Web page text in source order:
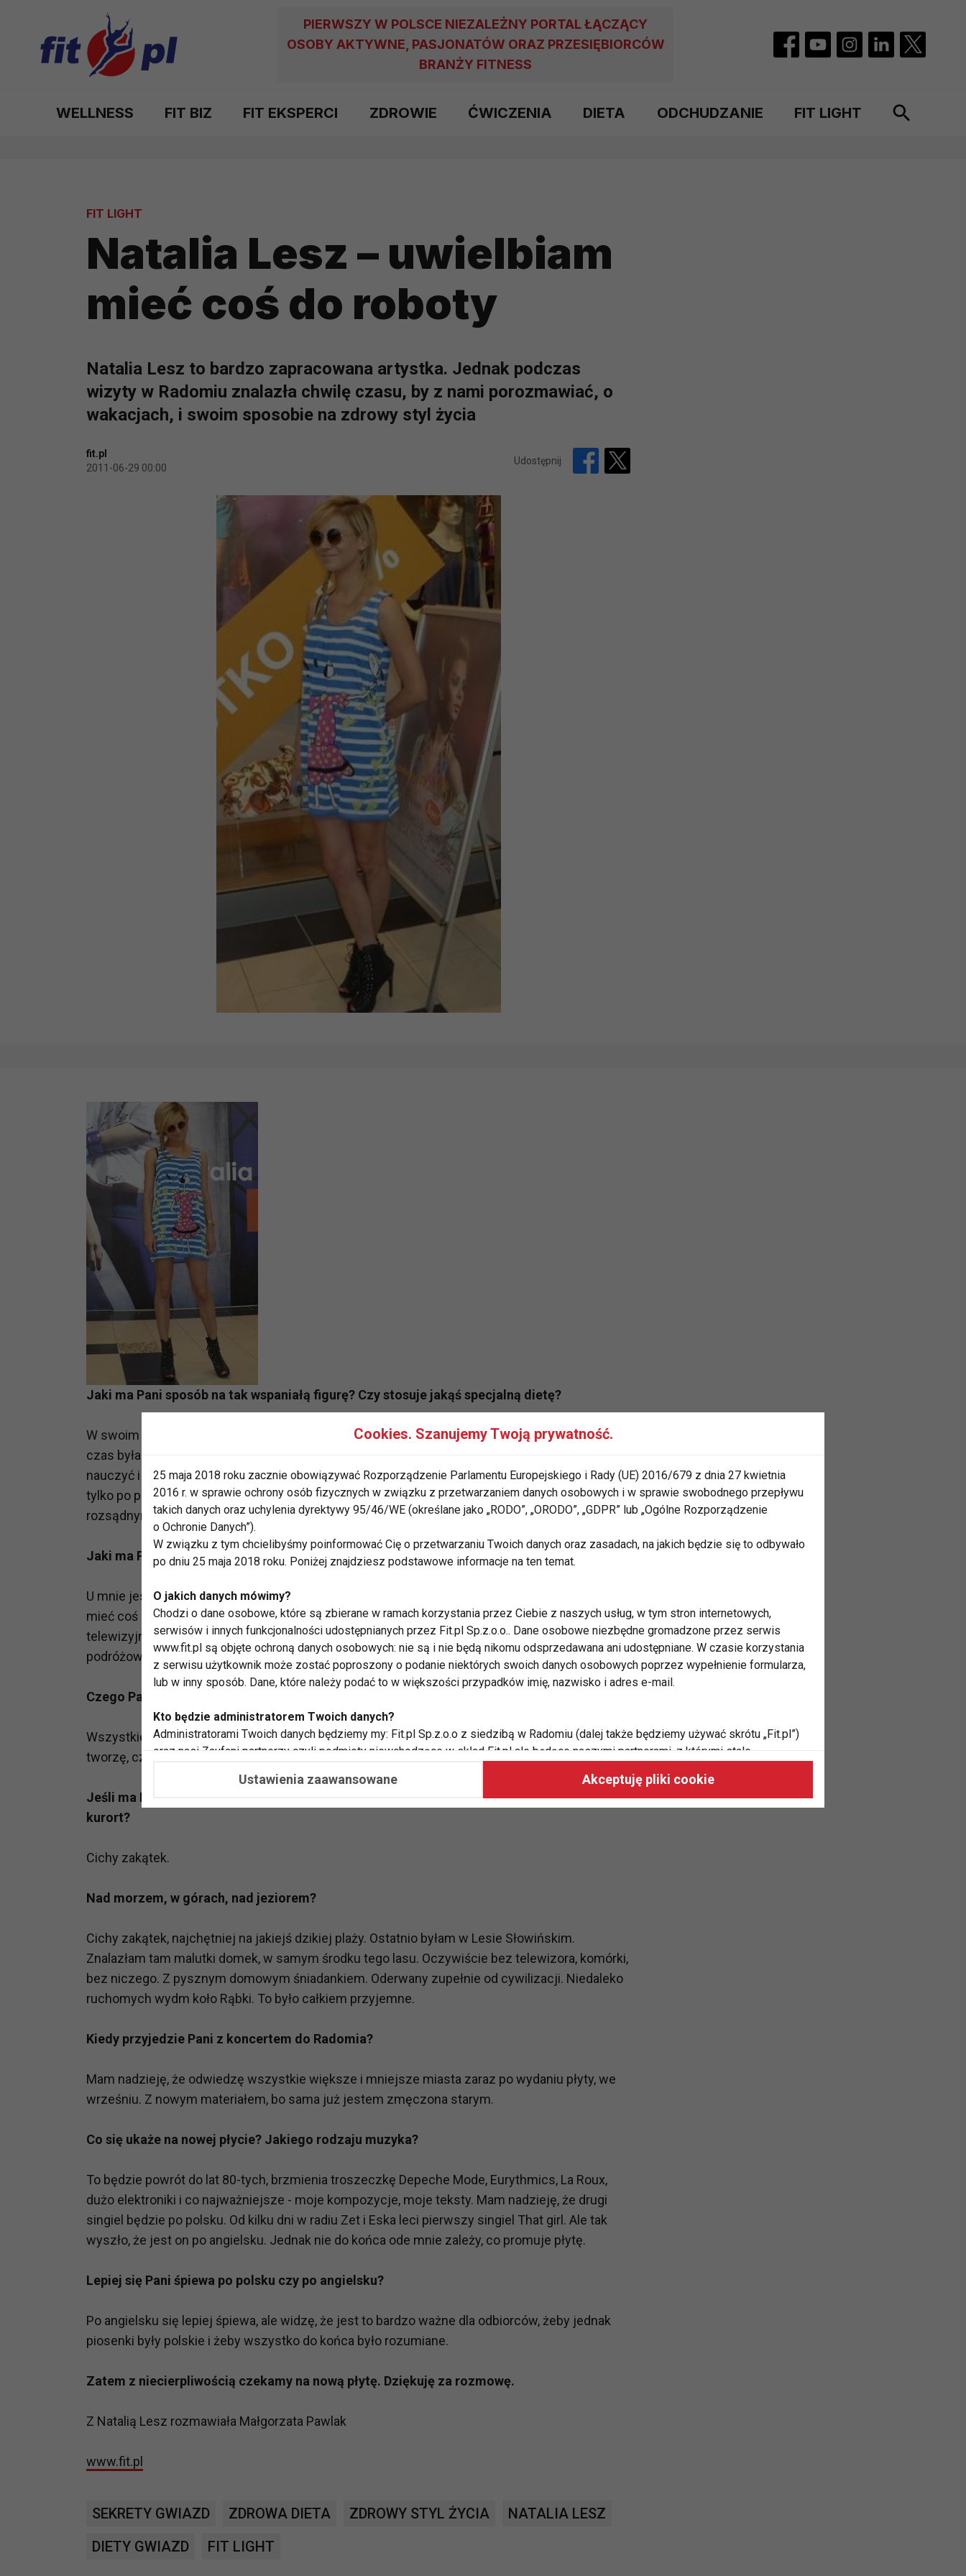
PIERWSZY W POLSCE NIEZALEŻNY PORTAL ŁĄCZĄCY
OSOBY AKTYWNE, PASJONATÓW ORAZ PRZESIĘBIORCÓW
BRANŻY FITNESS
WELLNESS FIT BIZ FIT EKSPERCI ZDROWIE ĆWICZENIA DIETA ODCHUDZANIE FIT LIGHT
FIT LIGHT
Natalia Lesz – uwielbiam
mieć coś do roboty
Natalia Lesz to bardzo zapracowana artystka. Jednak podczas
wizyty w Radomiu znalazła chwilę czasu, by z nami porozmawiać, o
wakacjach, i swoim sposobie na zdrowy styl życia
fit.pl
2011-06-29 00:00
Udostępnij
Jaki ma Pani sposób na tak wspaniałą figurę? Czy stosuje jakąś specjalną dietę?
W swoim życiu przeszłam przez wiele nauk, jeśli chodzi o fitness i dbanie o linię, przez jakiś
czas byłam w szkole baletowej. Co prawda było to dawno temu, ale musiałam wiele się tam
nauczyć i z ręką na sercu mogę powiedzieć, że najlepsza dieta to nie stosowanie żadnej diety,
tylko po prostu życie w spokoju i w szczęściu, bycie dla siebie dobrym. Oczywiście trzeba być
rozsądnym, jeśli chodzi o jedzenie i styl życia, ale bez żadnych wariactw.
Jaki ma Pani sposób na spędzanie wolnego czasu?
U mnie jest to problematyczne, gdyż jestem szczęśliwa, kiedy pracuję i coś robię. Uwielbiam
mieć coś do roboty :) Wysyłam maile, albo mam wizję swoich koncertów, albo realizuję projekty
telewizyjno - filmowe lub spotkania, bardzo dużo spotkań, które też lubię. Bardzo lubię
podróżować z ipodem i słuchawkami w uszach, słuchając muzyki.
Czego Pani najczęściej słucha?
Wszystkiego. Ostatnio bardzo dużo słucham Adele. Słucham muzyki, którą w jakimś stopniu ja
tworzę, czyli dużo elektroniki, dużo zespołów z lat 70- 80-tych. Dużo brytyjskich zespołów.
Jeśli ma Pani możliwość wybrać się na urlop, to wybiera Pani cichy zakątek czy zatłoczony
kurort?
Cichy zakątek.
Nad morzem, w górach, nad jeziorem?
Cichy zakątek, najchętniej na jakiejś dzikiej plaży. Ostatnio byłam w Lesie Słowińskim.
Znalazłam tam malutki domek, w samym środku tego lasu. Oczywiście bez telewizora, komórki,
bez niczego. Z pysznym domowym śniadankiem. Oderwany zupełnie od cywilizacji. Niedaleko
ruchomych wydm koło Rąbki. To było całkiem przyjemne.
Kiedy przyjedzie Pani z koncertem do Radomia?
Mam nadzieję, że odwiedzę wszystkie większe i mniejsze miasta zaraz po wydaniu płyty, we
wrześniu. Z nowym materiałem, bo sama już jestem zmęczona starym.
Co się ukaże na nowej płycie? Jakiego rodzaju muzyka?
To będzie powrót do lat 80-tych, brzmienia troszeczkę Depeche Mode, Eurythmics, La Roux,
dużo elektroniki i co najważniejsze - moje kompozycje, moje teksty. Mam nadzieję, że drugi
singiel będzie po polsku. Od kilku dni w radiu Zet i Eska leci pierwszy singiel That girl. Ale tak
wyszło, że jest on po angielsku. Jednak nie do końca ode mnie zależy, co promuje płytę.
Lepiej się Pani śpiewa po polsku czy po angielsku?
Po angielsku się lepiej śpiewa, ale widzę, że jest to bardzo ważne dla odbiorców, żeby jednak
piosenki były polskie i żeby wszystko do końca było rozumiane.
Zatem z niecierpliwością czekamy na nową płytę. Dziękuję za rozmowę.
Z Natalią Lesz rozmawiała Małgorzata Pawlak
www.fit.pl
SEKRETY GWIAZD ZDROWA DIETA ZDROWY STYL ŻYCIA
NATALIA LESZ
DIETY GWIAZD
FIT LIGHT
Cookies. Szanujemy Twoją prywatność.
25 maja 2018 roku zacznie obowiązywać Rozporządzenie Parlamentu Europejskiego i Rady (UE) 2016/679 z dnia 27 kwietnia
2016 r. w sprawie ochrony osób fizycznych w związku z przetwarzaniem danych osobowych i w sprawie swobodnego przepływu
takich danych oraz uchylenia dyrektywy 95/46/WE (określane jako „RODO”, „ORODO”, „GDPR” lub „Ogólne Rozporządzenie
o Ochronie Danych”).
W związku z tym chcielibyśmy poinformować Cię o przetwarzaniu Twoich danych oraz zasadach, na jakich będzie się to odbywało
po dniu 25 maja 2018 roku. Poniżej znajdziesz podstawowe informacje na ten temat.
O jakich danych mówimy?
Chodzi o dane osobowe, które są zbierane w ramach korzystania przez Ciebie z naszych usług, w tym stron internetowych,
serwisów i innych funkcjonalności udostępnianych przez Fit.pl Sp.z.o.o.. Dane osobowe niezbędne gromadzone przez serwis
www.fit.pl są objęte ochroną danych osobowych: nie są i nie będą nikomu odsprzedawana ani udostępniane. W czasie korzystania
z serwisu użytkownik może zostać poproszony o podanie niektórych swoich danych osobowych poprzez wypełnienie formularza,
lub w inny sposób. Dane, które należy podać to w większości przypadków imię, nazwisko i adres e-mail.
Kto będzie administratorem Twoich danych?
Administratorami Twoich danych będziemy my: Fit.pl Sp.z.o.o z siedzibą w Radomiu (dalej także będziemy używać skrótu „Fit.pl”)
oraz nasi Zaufani partnerzy czyli podmioty niewchodzące w skład Fit.pl ale będące naszymi partnerami, z którymi stale
potrzeb i zainteresowań.
dopasować treści stron i ich tematykę, w tym tematykę ukazujących się tam materiałów do Twoich zainteresowań oraz do
zapewnić Ci większe bezpieczeństwo usług, w tym aby wykryć ewentualne boty, oszustwa czy nadużycia,
pokazywać Ci reklamy dopasowane do Twoich potrzeb i zainteresowań,
potrzebom
Komu możemy przekazać dane?
Zgodnie z obowiązującym prawem Twoje dane możemy przekazywać podmiotom przetwarzającym je na nasze zlecenie,
np. agencjom marketingowym, podwykonawcom naszych usług oraz podmiotom uprawnionym do uzyskania danych na podstawie
prawną. Pragniemy też wspomnieć, że na większości stron internetowych dane o ruchu użytkowników zbierane są przez naszych
Jakie masz prawa w stosunku do Twoich danych?
także wycofać zgodę na przetwarzanie danych osobowych, zgłosić sprzeciw oraz skorzystać z innych praw wymienionych
szczegółowo tutaj.
Jakie są podstawy prawne przetwarzania Twoich danych?
Każde przetwarzanie Twoich danych musi być oparte na właściwej, zgodnej z obowiązującymi przepisami, podstawie prawnej.
Podstawą prawną przetwarzania Twoich danych w celu świadczenia usług, w tym dopasowywania ich do Twoich zainteresowań,
analizowania ich i udoskonalania oraz zapewniania ich bezpieczeństwa jest niezbędność do wykonania umów o ich świadczenie
(tymi umowami są zazwyczaj regulaminy lub podobne dokumenty dostępne w usługach, z których korzystasz). Taką podstawą
Przetwarzanie Twoich danych w celach marketingowych podmiotów trzecich będzie odbywać się na podstawie Twojej dobrowolnej
Ustawienia zaawansowane Akceptuję pliki cookie